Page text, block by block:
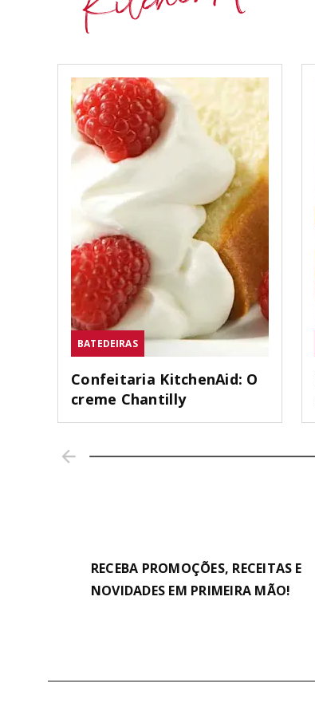
BATEDEIRAS
Confeitaria KitchenAid: O
creme Chantilly
RECEBA PROMOÇÕES, RECEITAS E
NOVIDADES EM PRIMEIRA MÃO!